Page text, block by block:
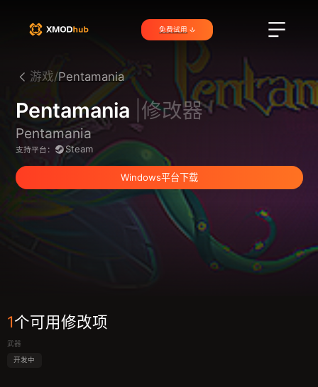
免费试用
游戏/Pentamania
Pentamania |修改器
Pentamania
支持平台： Steam
Windows平台下载
1个可用修改项
武器
开发中